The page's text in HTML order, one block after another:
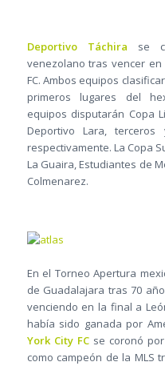
Deportivo Táchira se
venezolano tras vencer
FC. Ambos equipos
primeros lugares del
equipos disputarán Copa
Deportivo Lara,
respectivamente. La Copa
La Guaira, Estudiantes de
Colmenarez.
En el Torneo Apertura
de Guadalajara tras 70
venciendo en la final a
había sido ganada por
York City FCse coronó
como campeón de la MLS